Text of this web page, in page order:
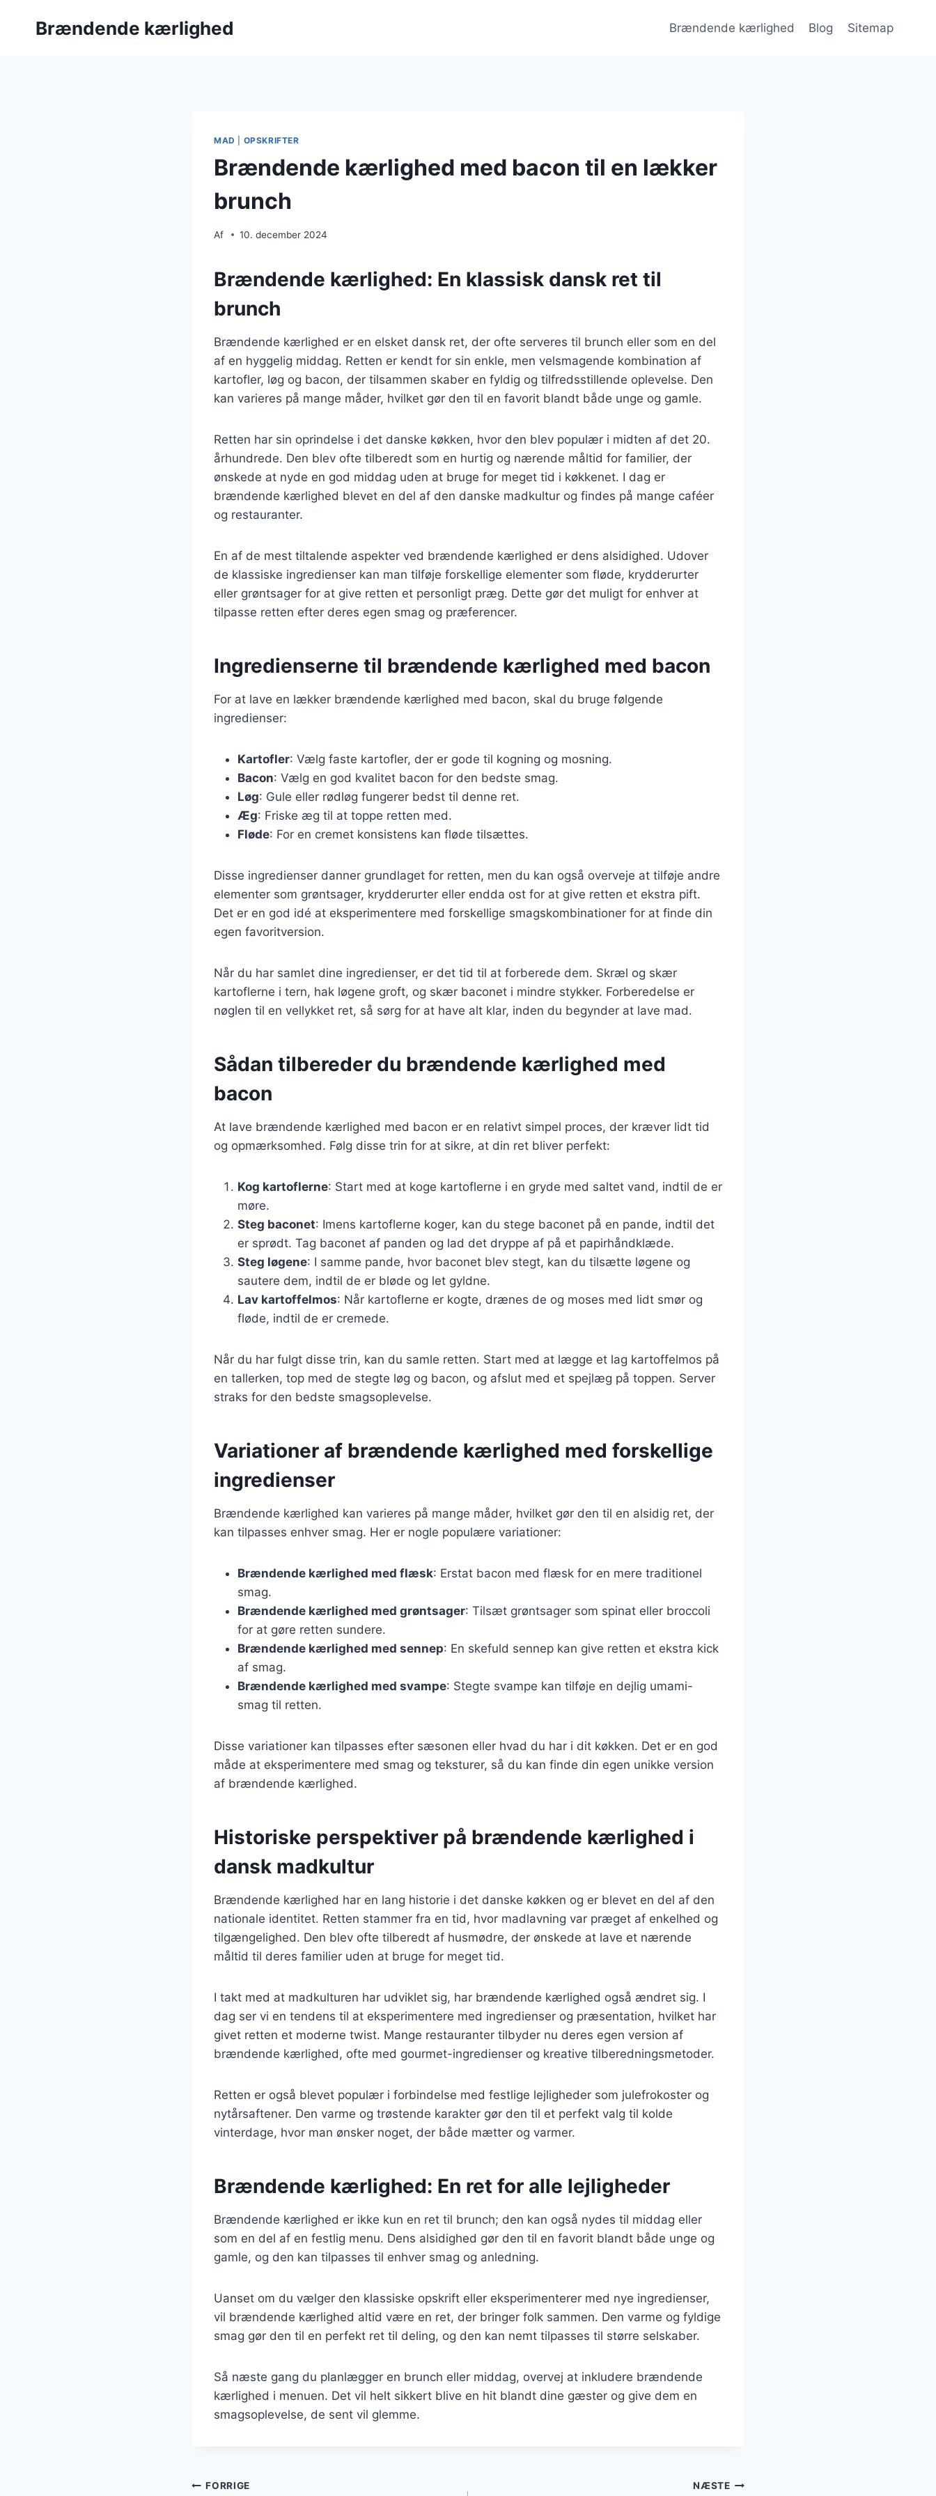
Brændende kærlighed Brændende kærlighed Blog Sitemap
MAD OPSKRIFTER
Brændende kærlighed med bacon til en lækker
brunch
Af 10. december 2024
Brændende kærlighed: En klassisk dansk ret til
brunch
Brændende kærlighed er en elsket dansk ret, der ofte serveres til brunch eller som en del
af en hyggelig middag. Retten er kendt for sin enkle, men velsmagende kombination af
kartofler, løg og bacon, der tilsammen skaber en fyldig og tilfredsstillende oplevelse. Den
kan varieres på mange måder, hvilket gør den til en favorit blandt både unge og gamle.
Retten har sin oprindelse i det danske køkken, hvor den blev populær i midten af det 20.
århundrede. Den blev ofte tilberedt som en hurtig og nærende måltid for familier, der
ønskede at nyde en god middag uden at bruge for meget tid i køkkenet. I dag er
brændende kærlighed blevet en del af den danske madkultur og findes på mange caféer
og restauranter.
En af de mest tiltalende aspekter ved brændende kærlighed er dens alsidighed. Udover
de klassiske ingredienser kan man tilføje forskellige elementer som fløde, krydderurter
eller grøntsager for at give retten et personligt præg. Dette gør det muligt for enhver at
tilpasse retten efter deres egen smag og præferencer.
Ingredienserne til brændende kærlighed med bacon
For at lave en lækker brændende kærlighed med bacon, skal du bruge følgende
ingredienser:
Kartofler: Vælg faste kartofler, der er gode til kogning og mosning.
Bacon: Vælg en god kvalitet bacon for den bedste smag.
Løg: Gule eller rødløg fungerer bedst til denne ret.
Æg: Friske æg til at toppe retten med.
Fløde: For en cremet konsistens kan fløde tilsættes.
Disse ingredienser danner grundlaget for retten, men du kan også overveje at tilføje andre
elementer som grøntsager, krydderurter eller endda ost for at give retten et ekstra pift.
Det er en god idé at eksperimentere med forskellige smagskombinationer for at finde din
egen favoritversion.
Når du har samlet dine ingredienser, er det tid til at forberede dem. Skræl og skær
kartoflerne i tern, hak løgene groft, og skær baconet i mindre stykker. Forberedelse er
nøglen til en vellykket ret, så sørg for at have alt klar, inden du begynder at lave mad.
Sådan tilbereder du brændende kærlighed med
bacon
At lave brændende kærlighed med bacon er en relativt simpel proces, der kræver lidt tid
og opmærksomhed. Følg disse trin for at sikre, at din ret bliver perfekt:
Kog kartoflerne: Start med at koge kartoflerne i en gryde med saltet vand, indtil de er
møre.
Steg baconet: Imens kartoflerne koger, kan du stege baconet på en pande, indtil det
er sprødt. Tag baconet af panden og lad det dryppe af på et papirhåndklæde.
Steg løgene: I samme pande, hvor baconet blev stegt, kan du tilsætte løgene og
sautere dem, indtil de er bløde og let gyldne.
Lav kartoffelmos: Når kartoflerne er kogte, drænes de og moses med lidt smør og
fløde, indtil de er cremede.
Når du har fulgt disse trin, kan du samle retten. Start med at lægge et lag kartoffelmos på
en tallerken, top med de stegte løg og bacon, og afslut med et spejlæg på toppen. Server
straks for den bedste smagsoplevelse.
Variationer af brændende kærlighed med forskellige
ingredienser
Brændende kærlighed kan varieres på mange måder, hvilket gør den til en alsidig ret, der
kan tilpasses enhver smag. Her er nogle populære variationer:
Brændende kærlighed med flæsk: Erstat bacon med flæsk for en mere traditionel
smag.
Brændende kærlighed med grøntsager: Tilsæt grøntsager som spinat eller broccoli
for at gøre retten sundere.
Brændende kærlighed med sennep: En skefuld sennep kan give retten et ekstra kick
af smag.
Brændende kærlighed med svampe: Stegte svampe kan tilføje en dejlig umami-
smag til retten.
Disse variationer kan tilpasses efter sæsonen eller hvad du har i dit køkken. Det er en god
måde at eksperimentere med smag og teksturer, så du kan finde din egen unikke version
af brændende kærlighed.
Historiske perspektiver på brændende kærlighed i
dansk madkultur
Brændende kærlighed har en lang historie i det danske køkken og er blevet en del af den
nationale identitet. Retten stammer fra en tid, hvor madlavning var præget af enkelhed og
tilgængelighed. Den blev ofte tilberedt af husmødre, der ønskede at lave et nærende
måltid til deres familier uden at bruge for meget tid.
I takt med at madkulturen har udviklet sig, har brændende kærlighed også ændret sig. I
dag ser vi en tendens til at eksperimentere med ingredienser og præsentation, hvilket har
givet retten et moderne twist. Mange restauranter tilbyder nu deres egen version af
brændende kærlighed, ofte med gourmet-ingredienser og kreative tilberedningsmetoder.
Retten er også blevet populær i forbindelse med festlige lejligheder som julefrokoster og
nytårsaftener. Den varme og trøstende karakter gør den til et perfekt valg til kolde
vinterdage, hvor man ønsker noget, der både mætter og varmer.
Brændende kærlighed: En ret for alle lejligheder
Brændende kærlighed er ikke kun en ret til brunch; den kan også nydes til middag eller
som en del af en festlig menu. Dens alsidighed gør den til en favorit blandt både unge og
gamle, og den kan tilpasses til enhver smag og anledning.
Uanset om du vælger den klassiske opskrift eller eksperimenterer med nye ingredienser,
vil brændende kærlighed altid være en ret, der bringer folk sammen. Den varme og fyldige
smag gør den til en perfekt ret til deling, og den kan nemt tilpasses til større selskaber.
Så næste gang du planlægger en brunch eller middag, overvej at inkludere brændende
kærlighed i menuen. Det vil helt sikkert blive en hit blandt dine gæster og give dem en
smagsoplevelse, de sent vil glemme.
Indlægsnavigation
FORRIGE NÆSTE